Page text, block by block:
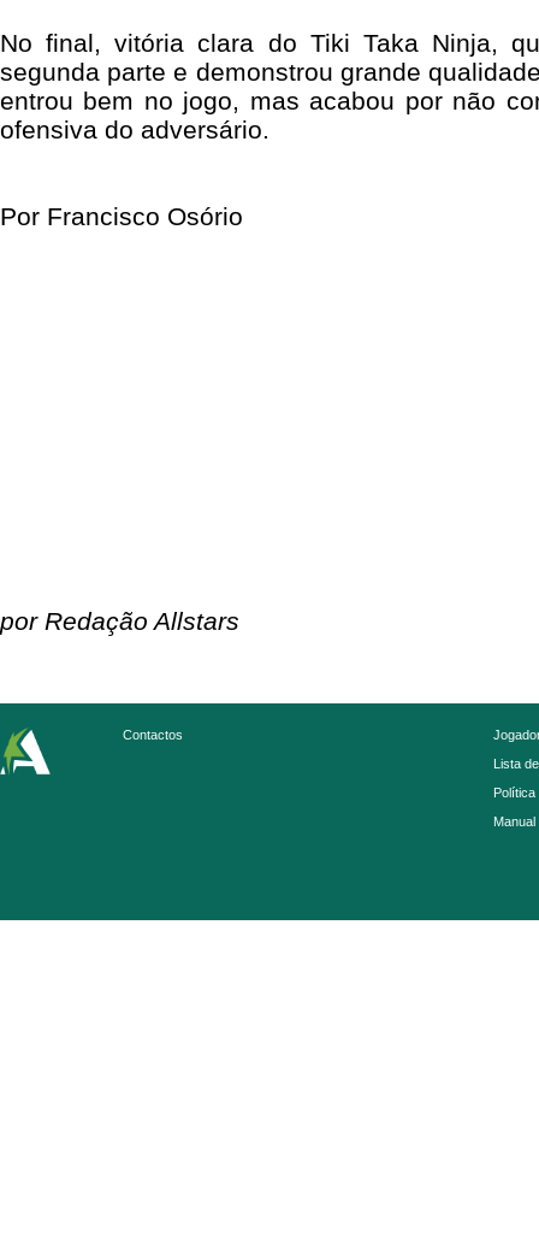
No final, vitória clara do Tiki Taka Ninja,
segunda parte e demonstrou grande
entrou bem no jogo, mas acabou por não
ofensiva do adversário.
Por Francisco Osório
por Redação Allstars
Contactos
Lista
Política